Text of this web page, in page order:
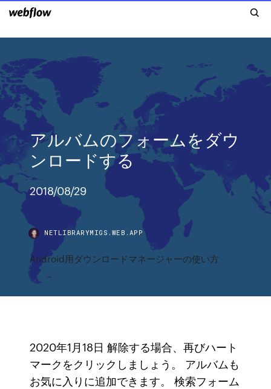
アルバムのフォームをダウ
ンロードする
2018/08/29
NETLIBRARYMIGS.WEB.APP
Android用ダウンロードマネージャーの使い方
2020年1月18日 解除する場合、再びハート
マークをクリックしましょう。 アルバムも
お気に入りに追加できます。 検索フォーム